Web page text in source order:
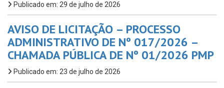
Publicado em: 29 de julho de 2026
AVISO DE LICITAÇÃO – PROCESSO
ADMINISTRATIVO DE Nº 017/2026 –
CHAMADA PÚBLICA DE Nº 01/2026 PMP
Publicado em: 23 de julho de 2026